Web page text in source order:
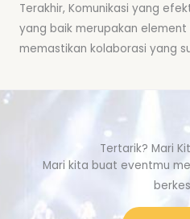
Terakhir, Komunikasi yang
yang baik merupakan element
memastikan kolaborasi yang
Tertarik? Mari
Mari kita buat eventmu